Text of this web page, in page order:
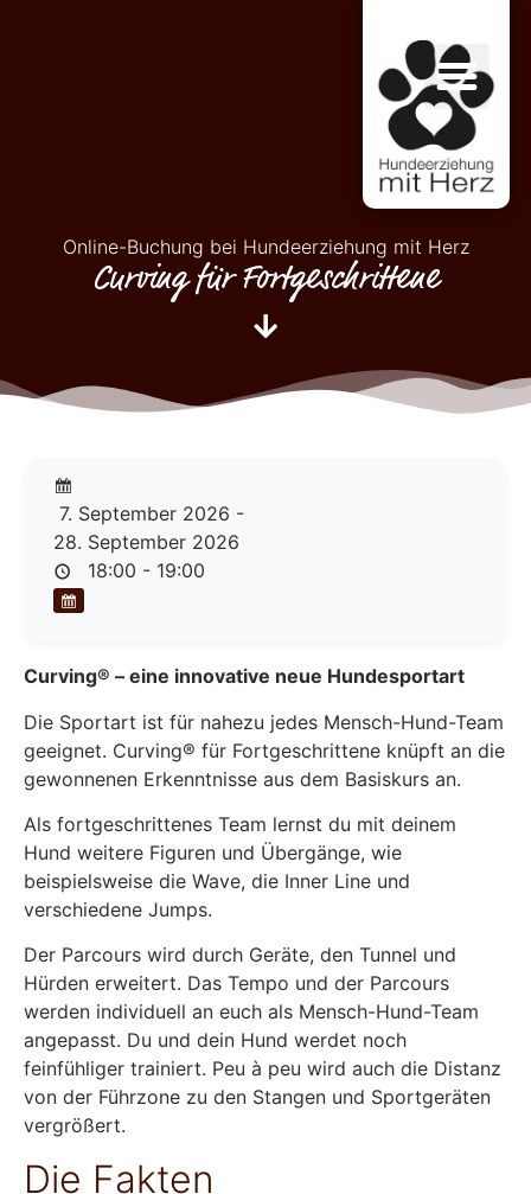
Online-Buchung bei Hundeerziehung mit Herz
Curving für Fortgeschrittene
7. September 2026 -
28. September 2026
18:00 - 19:00
Curving® – eine innovative neue Hundesportart
Die Sportart ist für nahezu jedes Mensch-Hund-Team
geeignet. Curving® für Fortgeschrittene knüpft an die
gewonnenen Erkenntnisse aus dem Basiskurs an.
Als fortgeschrittenes Team lernst du mit deinem
Hund weitere Figuren und Übergänge, wie
beispielsweise die Wave, die Inner Line und
verschiedene Jumps.
Der Parcours wird durch Geräte, den Tunnel und
Hürden erweitert. Das Tempo und der Parcours
werden individuell an euch als Mensch-Hund-Team
angepasst. Du und dein Hund werdet noch
feinfühliger trainiert. Peu à peu wird auch die Distanz
von der Führzone zu den Stangen und Sportgeräten
vergrößert.
Die Fakten